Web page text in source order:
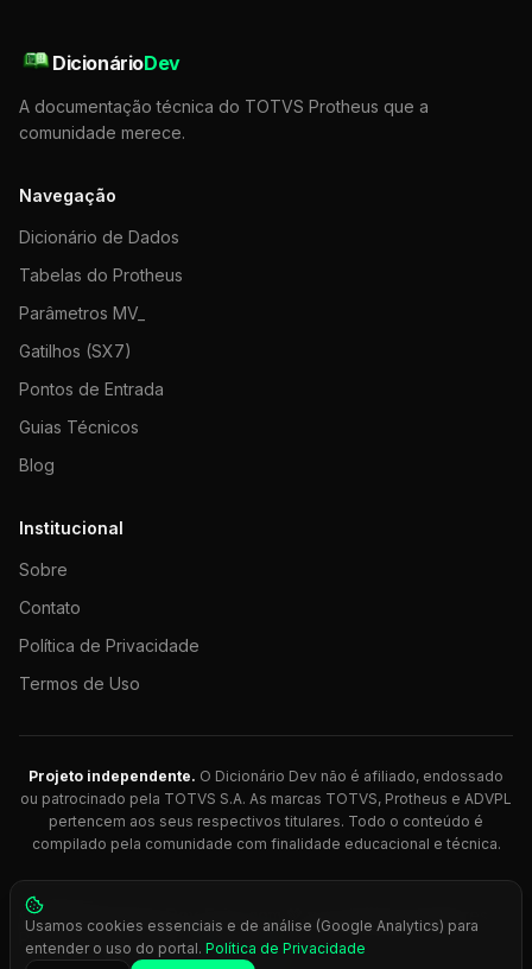
DicionárioDev
A documentação técnica do TOTVS Protheus que a
comunidade merece.
Navegação
Dicionário de Dados
Tabelas do Protheus
Parâmetros MV_
Gatilhos (SX7)
Pontos de Entrada
Guias Técnicos
Blog
Institucional
Sobre
Contato
Política de Privacidade
Termos de Uso
Projeto independente. O Dicionário Dev não é afiliado, endossado
ou patrocinado pela TOTVS S.A. As marcas TOTVS, Protheus e ADVPL
pertencem aos seus respectivos titulares. Todo o conteúdo é
compilado pela comunidade com finalidade educacional e técnica.
© 2026 Dicionário Dev. Feito com 💚 para desenvolvedores
Protheus.
Press Ctrl+K
Usamos cookies essenciais e de análise (Google Analytics) para
entender o uso do portal. Política de Privacidade